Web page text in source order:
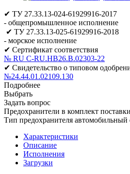
✔ ТУ 27.33.13-024-61929916-2017
- общепромышленное исполнение
✔ ТУ 27.33.13-025-61929916-2018
- морское исполнение
✔ Сертификат соответствия
№ RU C-RU.НВ26.В.02303-22
✔ Свидетельство о типовом
№24.44.01.02109.130
Подробнее
Выбрать
Задать вопрос
Предохранители в комплект
Тип предохранителя автомобильный
Характеристики
Описание
Исполнения
Загрузки